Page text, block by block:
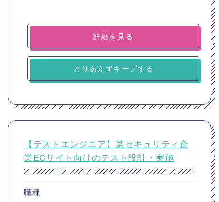
詳細を見る
とりあえずキープする
【テストエンジニア】某セキュリティ企
業ECサイト向けのテスト設計・実施
職種